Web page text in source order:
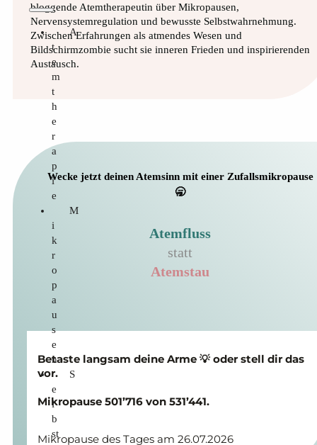
A
t
e
m
t
h
e
r
a
p
i
e
M
i
k
r
o
p
a
u
s
e
n
S
e
l
b
st
bloggende Atemtherapeutin über Mikropausen,
Nervensystemregulation und bewusste Selbstwahrnehmung.
Zwischen Erfahrungen als atmendes Wesen und
Bildschirmzombie sucht sie inneren Frieden und inspirierenden
Austausch.
Wecke jetzt deinen Atemsinn mit einer Zufallsmikropause
🥱
Atemfluss
statt
Atemstau
Betaste langsam deine Arme 💡 oder stell dir das
vor.
Mikropause 501’716 von 531’441.
Mikropause des Tages am 26.07.2026